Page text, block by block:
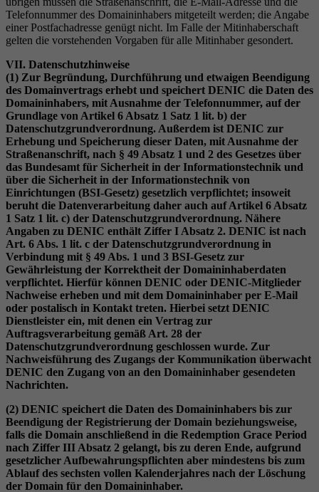
Telefonnummer des Domaininhabers mitgeteilt werden; die Angabe
einer Postfachadresse genügt nicht. Im Falle der Mitinhaberschaft
gelten die vorstehenden Vorgaben für alle Mitinhaber gesondert.
VII. Datenschutzhinweise
(1) Zur Begründung, Durchführung und etwaigen Beendigung
des Domainvertrags erhebt und speichert DENIC die Daten des
Domaininhabers, mit Ausnahme der Telefonnummer, auf der
Grundlage von Artikel 6 Absatz 1 Satz 1 lit. b) der
Datenschutzgrundverordnung. Außerdem ist DENIC zur
Erhebung und Speicherung dieser Daten, mit Ausnahme der
Straßenanschrift, nach § 49 Absatz 1 und 2 des Gesetzes über
das Bundesamt für Sicherheit in der Informationstechnik und
über die Sicherheit in der Informationstechnik von
Einrichtungen (BSI-Gesetz) gesetzlich verpflichtet; insoweit
beruht die Datenverarbeitung daher auch auf Artikel 6 Absatz
1 Satz 1 lit. c) der Datenschutzgrundverordnung. Nähere
Angaben zu DENIC enthält Ziffer I Absatz 2. DENIC ist nach
Art. 6 Abs. 1 lit. c der Datenschutzgrundverordnung in
Verbindung mit § 49 Abs. 1 und 3 BSI-Gesetz zur
Gewährleistung der Korrektheit der Domaininhaberdaten
verpflichtet. Hierfür können DENIC oder DENIC-Mitglieder
Nachweise erheben und mit dem Domaininhaber per E-Mail
oder postalisch in Kontakt treten. Hierbei setzt DENIC
Dienstleister ein, mit denen ein Vertrag zur
Auftragsverarbeitung gemäß Art. 28 der
Datenschutzgrundverordnung geschlossen wurde. Zur
Nachweisführung des Zugangs der Kommunikation überwacht
DENIC den Zugang von an den Domaininhaber gesendeten
Nachrichten.
(2) DENIC speichert die Daten des Domaininhabers bis zur
Beendigung der Registrierung der Domain beziehungsweise,
falls die Domain anschließend in die Redemption Grace Period
nach Ziffer III Absatz 2 gelangt, bis zu deren Ende, aufgrund
gesetzlicher Aufbewahrungspflichten aber mindestens bis zum
Ablauf des sechsten vollen Kalenderjahres nach der Löschung
der Domain für den Domaininhaber.